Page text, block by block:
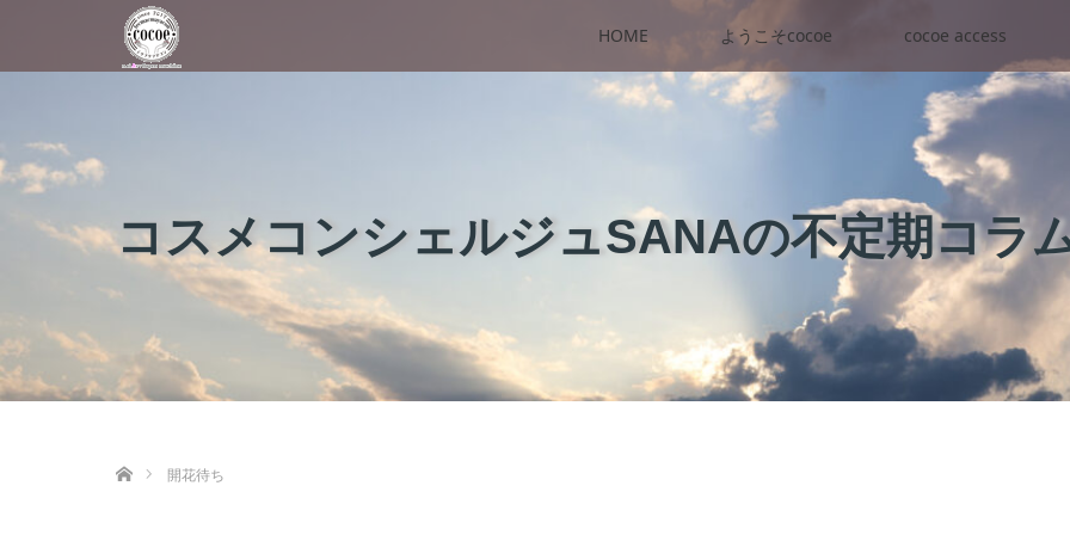
HOME ようこそcocoe cocoe access
コスメコンシェルジュSANAの不定期コラ
開花待ち